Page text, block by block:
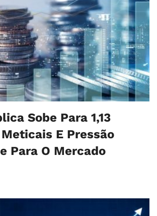
Sobe Para 1,13
E Pressão
Para O Mercado